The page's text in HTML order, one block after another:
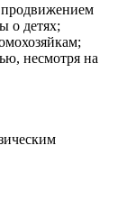
о детях;
несмотря на